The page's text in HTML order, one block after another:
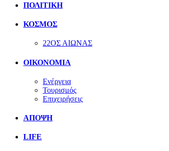
ΠΟΛΙΤΙΚΗ
ΚΟΣΜΟΣ
22ΟΣ ΑΙΩΝΑΣ
ΟΙΚΟΝΟΜΙΑ
Ενέργεια
Τουρισμός
Επιχειρήσεις
ΑΠΟΨΗ
LIFE